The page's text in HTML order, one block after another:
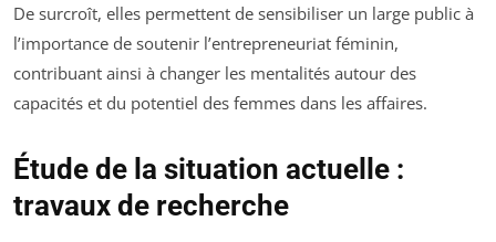
De surcroît, elles permettent de sensibiliser un large public à
l’importance de soutenir l’entrepreneuriat féminin,
contribuant ainsi à changer les mentalités autour des
capacités et du potentiel des femmes dans les affaires.
Étude de la situation actuelle :
travaux de recherche